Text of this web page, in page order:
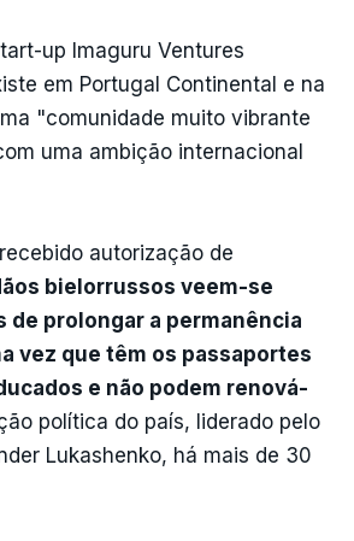
up Imaguru Ventures
em Portugal Continental e na
"comunidade muito vibrante
uma ambição internacional
autorização de
bielorrussos veem-se
de prolongar a permanência
vez que têm os passaportes
e não podem renová-
política do país, liderado pelo
Lukashenko, há mais de 30